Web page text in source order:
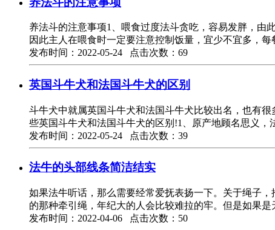
养法斗的注意事项1、喂食过度法斗贪吃，容易发胖，由
因此主人在喂食时一定要注意控制饭量，宜少不宜多，
发布时间：2022-05-24 点击次数：69
英国斗牛犬和法国斗牛犬的区别
斗牛犬中就属英国斗牛犬和法国斗牛犬比较出名，也有
些英国斗牛犬和法国斗牛犬的区别!1、原产地顾名思义，
发布时间：2022-05-24 点击次数：39
法牛的头部线条简洁结实
如果法牛听话，那么需要经常爱抚表扬一下。关于绳子
的那种牵引绳，年纪大的人会比较难拉的牢。但是如果是
发布时间：2022-04-06 点击次数：50